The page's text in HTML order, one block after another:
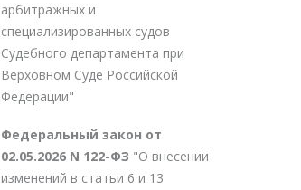
арбитражных и
специализированных судов
Судебного департамента при
Верховном Суде Российской
Федерации"
Федеральный закон от
02.05.2026 N 122-ФЗ "О внесении
изменений в статьи 6 и 13